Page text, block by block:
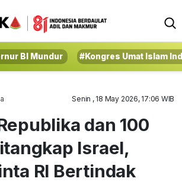
BI Mundur #Kongres Umat Islam
Senin , 18 May 2026, 17:06 WIB
dan 100
Israel,
RI Bertindak